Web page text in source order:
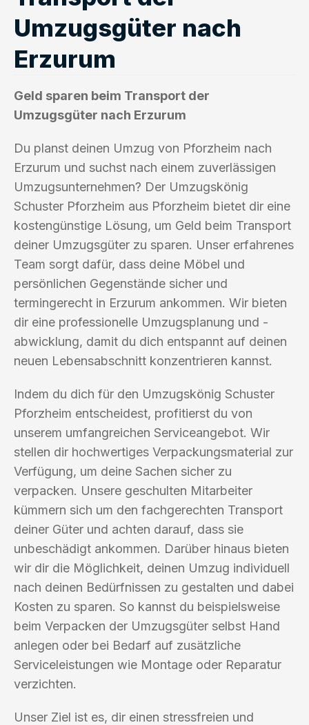
Umzugsgüter nach
Erzurum
Geld sparen beim Transport der
Umzugsgüter nach Erzurum
Du planst deinen Umzug von Pforzheim nach
Erzurum und suchst nach einem zuverlässigen
Umzugsunternehmen? Der Umzugskönig
Schuster Pforzheim aus Pforzheim bietet dir eine
kostengünstige Lösung, um Geld beim Transport
deiner Umzugsgüter zu sparen. Unser erfahrenes
Team sorgt dafür, dass deine Möbel und
persönlichen Gegenstände sicher und
termingerecht in Erzurum ankommen. Wir bieten
dir eine professionelle Umzugsplanung und -
abwicklung, damit du dich entspannt auf deinen
neuen Lebensabschnitt konzentrieren kannst.
Indem du dich für den Umzugskönig Schuster
Pforzheim entscheidest, profitierst du von
unserem umfangreichen Serviceangebot. Wir
stellen dir hochwertiges Verpackungsmaterial zur
Verfügung, um deine Sachen sicher zu
verpacken. Unsere geschulten Mitarbeiter
kümmern sich um den fachgerechten Transport
deiner Güter und achten darauf, dass sie
unbeschädigt ankommen. Darüber hinaus bieten
wir dir die Möglichkeit, deinen Umzug individuell
nach deinen Bedürfnissen zu gestalten und dabei
Kosten zu sparen. So kannst du beispielsweise
beim Verpacken der Umzugsgüter selbst Hand
anlegen oder bei Bedarf auf zusätzliche
Serviceleistungen wie Montage oder Reparatur
verzichten.
Unser Ziel ist es, dir einen stressfreien und